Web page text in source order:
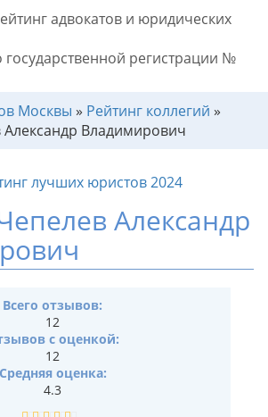
адвокатов и юридических
государственной регистрации №
Москвы » Рейтинг коллегий »
Александр Владимирович
Александр
Всего отзывов:
12
с оценкой:
12
Средняя оценка:
4.3